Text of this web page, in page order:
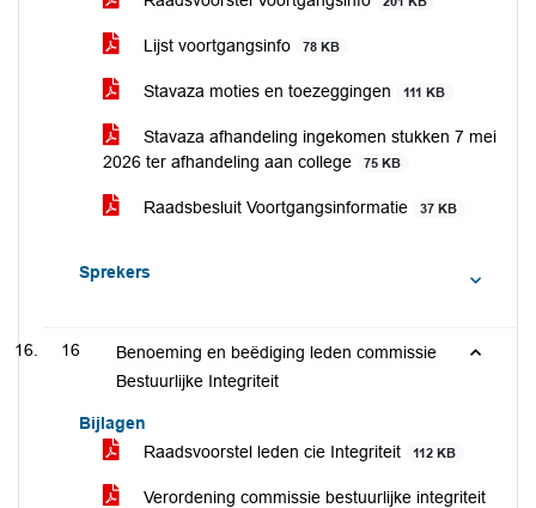
Lijst voortgangsinfo 78 KB
Stavaza moties en toezeggingen 111 KB
Stavaza afhandeling ingekomen stukken 7 mei
2026 ter afhandeling aan college
75 KB
Raadsbesluit Voortgangsinformatie 37 KB
Sprekers
16
Benoeming en beëdiging leden commissie
Bestuurlijke Integriteit
Bijlagen
Raadsvoorstel leden cie Integriteit
112 KB
Verordening commissie bestuurlijke integriteit